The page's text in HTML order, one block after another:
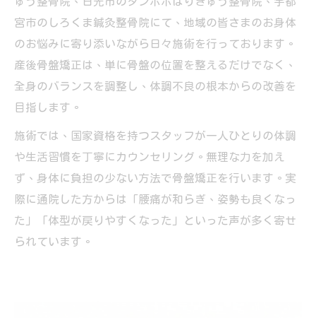
宮市のしろくま鍼灸整骨院にて、地域の皆さまのお身体
のお悩みに寄り添いながら日々施術を行っております。
産後骨盤矯正は、単に骨盤の位置を整えるだけでなく、
全身のバランスを調整し、体調不良の根本からの改善を
目指します。
施術では、国家資格を持つスタッフが一人ひとりの体調
や生活習慣を丁寧にカウンセリング。無理な力を加え
ず、身体に負担の少ない方法で骨盤矯正を行います。実
際に通院した方からは「腰痛が和らぎ、姿勢も良くなっ
た」「体型が戻りやすくなった」といった声が多く寄せ
られています。